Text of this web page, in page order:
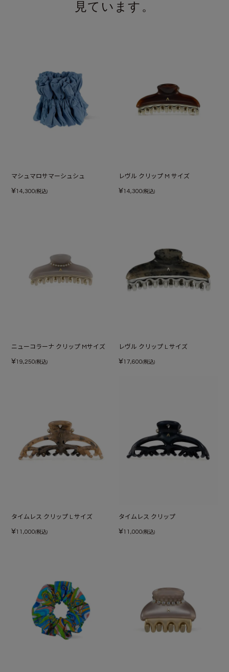
見ています。
マシュマロサマーシュシュ
¥14,300(税込)
レヴル クリップ M サイズ
¥14,300(税込)
ニューコラーナ クリップ Mサイズ
¥19,250(税込)
レヴル クリップ L サイズ
¥17,600(税込)
タイムレス クリップ L サイズ
¥11,000(税込)
タイムレス クリップ
¥11,000(税込)